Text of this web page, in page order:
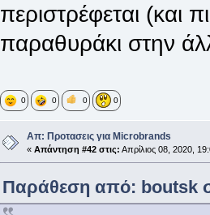
περιστρέφεται (και
παραθυράκι στην
0 0 0 0
Απ: Προτασεις για Microbrands
« Απάντηση #42 στις: Απρίλιος 08, 2020,
Παράθεση από: boutsk